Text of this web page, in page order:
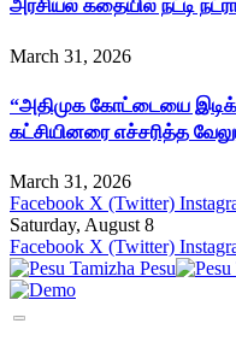
அரசியல் கதையில் நட்டி
March 31, 2026
“அதிமுக கோட்டையை இடிக்க
கட்சியினரை எச்சரித்த
March 31, 2026
Facebook X (Twitter)
Saturday, August 8
Facebook X (Twitter)